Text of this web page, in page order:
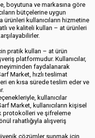
boyutuna ve markasına göre
bütçelerine uygun
kullanıcıların hizmetine
ve kaliteli kullan – at ürünleri
pratik kullan – at ürün
platformudur. Kullanıcılar,
faydalanarak
Market, hızlı teslimat
en kısa sürede teslim eder ve
kullanıcılar
Market, kullanıcıların kişisel
protokolleri ve şifreleme
rahatlığıyla alışveriş
çözümler sunmak için